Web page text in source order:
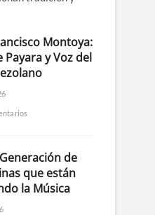
Montoya:
Payara y Voz del
de
que están
la Música